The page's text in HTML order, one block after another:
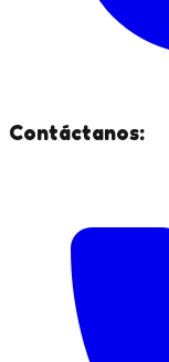
Contáctanos: